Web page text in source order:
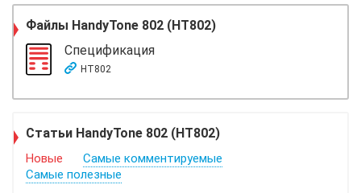
Файлы HandyTone 802 (HT802)
Спецификация
HT802
Статьи HandyTone 802 (HT802)
Новые
Самые комментируемые
Самые полезные